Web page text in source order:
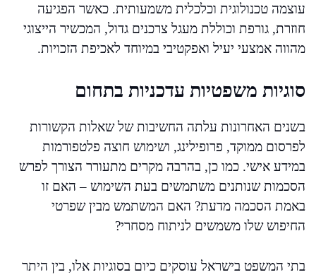
עוצמה טכנולוגית וכלכלית משמעותית. כאשר הפגיעה
חוזרת, גורפת וכוללת מעגל צרכנים גדול, המכשיר הייצוגי
מהווה אמצעי יעיל ואפקטיבי במיוחד לאכיפת הזכויות.
סוגיות משפטיות עדכניות בתחום
בשנים האחרונות עלתה החשיבות של שאלות הקשורות
לפרסום ממוקד, פרופילינג, ושימוש חוצה פלטפורמות
במידע אישי. כמו כן, בהרבה מקרים מתעורר הצורך לפרש
הסכמות שנותנים משתמשים בעת השימוש – האם זו
באמת הסכמה מדעת? האם המשתמש מבין שפרטי
החיפוש שלו משמשים לניתוח מסחרי?
בתי המשפט בישראל עוסקים כיום בסוגיות אלו, בין היתר